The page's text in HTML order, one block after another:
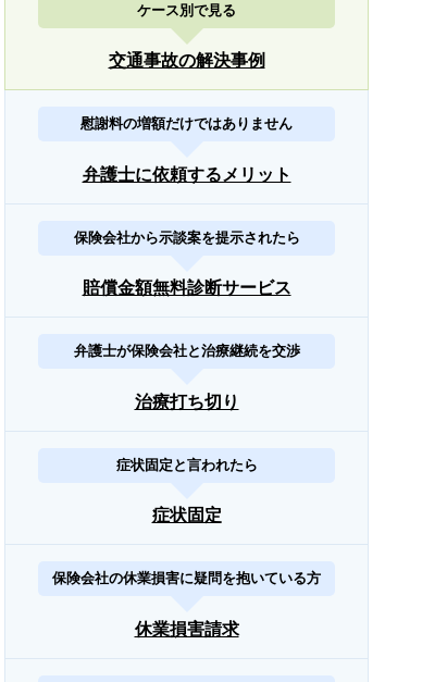
ケース別で見る
交通事故の解決事例
慰謝料の増額だけではありません
弁護士に依頼するメリット
保険会社から示談案を提示されたら
賠償金額無料診断サービス
弁護士が保険会社と治療継続を交渉
治療打ち切り
症状固定と言われたら
症状固定
保険会社の休業損害に疑問を抱いている方
休業損害請求